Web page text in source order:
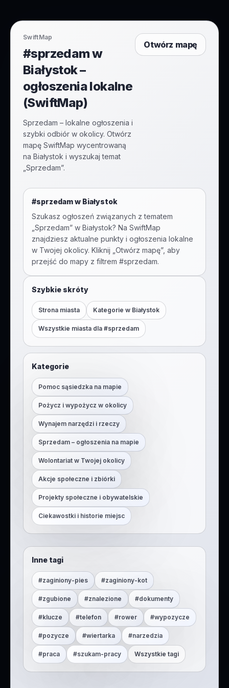
SwiftMap
#sprzedam w
Białystok –
ogłoszenia lokalne
(SwiftMap)
Sprzedam – lokalne ogłoszenia i
szybki odbiór w okolicy. Otwórz
mapę SwiftMap wycentrowaną
na Białystok i wyszukaj temat
„Sprzedam”.
Otwórz mapę
#sprzedamw Białystok
Szukasz ogłoszeń związanych z tematem
Sprzedam” w Białystok? Na SwiftMap
znajdziesz aktualne punkty i ogłoszenia lokalne
w Twojej okolicy. Kliknij „Otwórz mapę”, aby
przejść do mapy z filtrem #sprzedam.
Szybkie skróty
Strona miasta Kategorie w Białystok
Wszystkie miasta dla #sprzedam
Kategorie
Pomoc sąsiedzka na mapie
Pożycz i wypożycz w okolicy
Wynajem narzędzi i rzeczy
Sprzedam – ogłoszenia na mapie
Wolontariat w Twojej okolicy
Akcje społeczne i zbiórki
Projekty społeczne i obywatelskie
Ciekawostki i historie miejsc
Inne tagi
#zaginiony-pies #zaginiony-kot
#zgubione #znalezione #dokumenty
#klucze #telefon #rower #wypozycze
#pozycze #wiertarka #narzedzia
#praca #szukam-pracy Wszystkie tagi